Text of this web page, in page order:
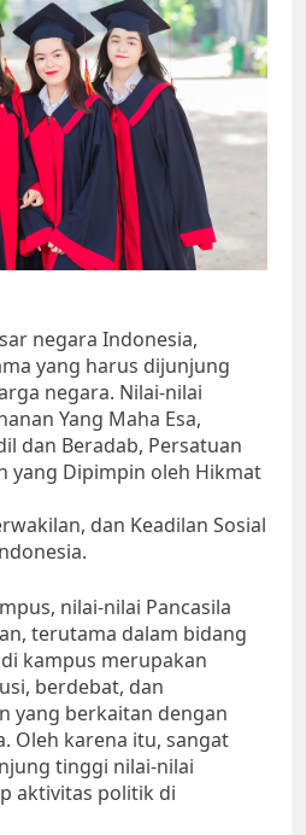
negara Indonesia,
yang harus dijunjung
negara. Nilai-nilai
Yang Maha Esa,
dan Beradab, Persatuan
yang Dipimpin oleh Hikmat
dan Keadilan Sosial
nilai-nilai Pancasila
terutama dalam bidang
kampus merupakan
berdebat, dan
yang berkaitan dengan
Oleh karena itu, sangat
tinggi nilai-nilai
aktivitas politik di